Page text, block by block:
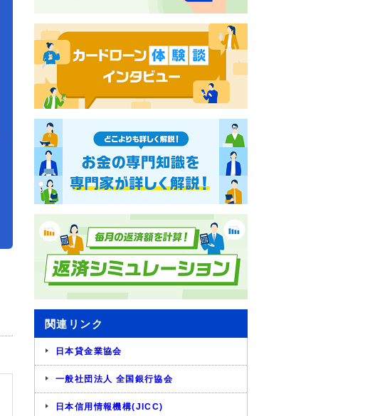
関連リンク
日本貸金業協会
一般社団法人 全国銀行協会
日本信用情報機構(JICC)